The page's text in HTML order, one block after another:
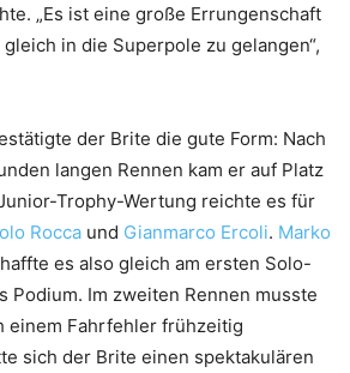
„Es ist eine große Errungenschaft
in die Superpole zu gelangen“,
der Brite die gute Form: Nach
langen Rennen kam er auf Platz
Trophy-Wertung reichte es für
Rocca und Gianmarco Ercoli. Marko
es also gleich am ersten Solo-
Podium. Im zweiten Rennen musste
einem Fahrfehler frühzeitig
sich der Brite einen spektakulären